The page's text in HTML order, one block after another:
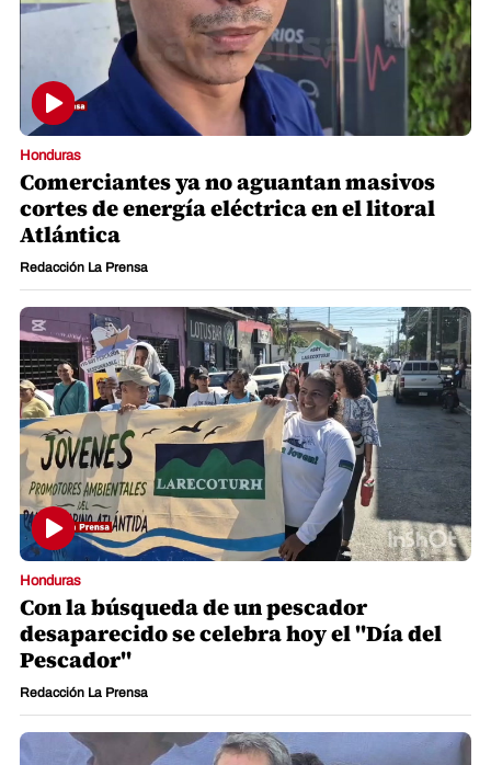
Honduras
Comerciantes ya no aguantan masivos
cortes de energía eléctrica en el litoral
Atlántica
Redacción La Prensa
Honduras
Con la búsqueda de un pescador
desaparecido se celebra hoy el "Día del
Pescador"
Redacción La Prensa